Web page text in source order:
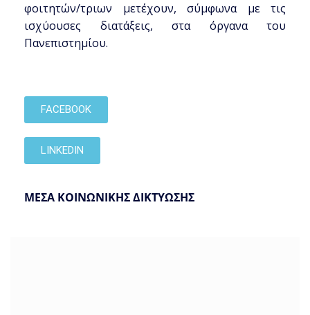
φοιτητών/τριων µετέχουν, σύµφωνα µε τις
ισχύουσες διατάξεις, στα όργανα του
Πανεπιστηµίου.
FACEBOOK
LINKEDIN
ΜΕΣΑ ΚΟΙΝΩΝΙΚΗΣ ΔΙΚΤΥΩΣΗΣ